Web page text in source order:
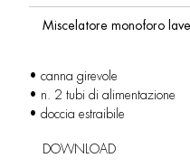
Miscelatore monoforo
• canna girevole
• n. 2 tubi di alimentazione
• doccia estraibile
DOWNLOAD